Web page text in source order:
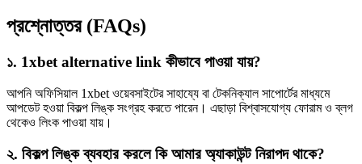
প্রশ্নোত্তর (FAQs)
১. 1xbet alternative link কীভাবে পাওয়া যায়?
আপনি অফিসিয়াল 1xbet ওয়েবসাইটের সাহায্যে বা টেকনিক্যাল সাপোর্টের মাধ্যমে
আপডেট হওয়া বিকল্প লিঙ্ক সংগ্রহ করতে পারেন। এছাড়া বিশ্বাসযোগ্য ফোরাম ও ব্লগ
থেকেও লিংক পাওয়া যায়।
২. বিকল্প লিঙ্ক ব্যবহার করলে কি আমার অ্যাকাউন্ট নিরাপদ থাকে?